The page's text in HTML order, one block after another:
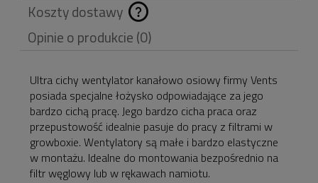
Koszty dostawy
Cena nie zawiera
ewentualnych kosztów
płatności
Opinie o produkcie (0)
Ultra cichy wentylator kanałowo osiowy firmy Vents
posiada specjalne łożysko odpowiadające za jego
bardzo cichą pracę. Jego bardzo cicha praca oraz
przepustowość idealnie pasuje do pracy z filtrami w
growboxie. Wentylatory są małe i bardzo elastyczne
w montażu. Idealne do montowania bezpośrednio na
filtr węglowy lub w rękawach namiotu.